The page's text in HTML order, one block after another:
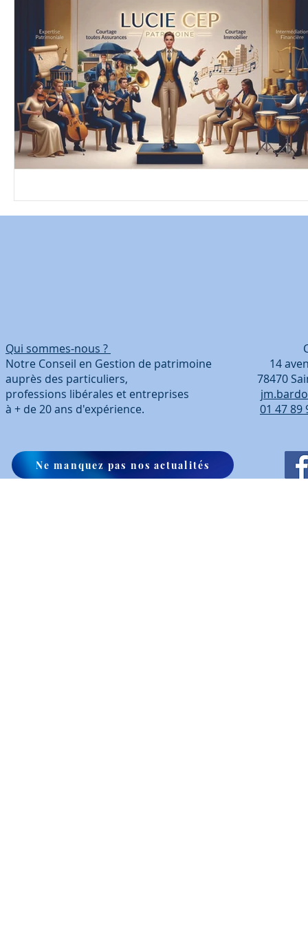
Qui sommes-nous ?
Notre Conseil en Gestion de patrimoine 14
auprès des particuliers, 78470 Saint-
professions libérales et entreprises
à + de 20 ans d'expérience. 01 47 89
Ne manquez pas nos actualités